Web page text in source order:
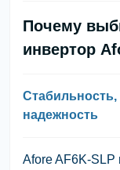
Почему
инвертор
надежность
Afore AF6K-SLP